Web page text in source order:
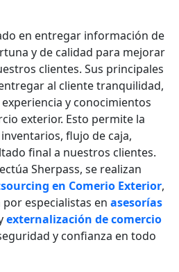
en entregar información de
y de calidad para mejorar
clientes. Sus principales
al cliente tranquilidad,
y conocimientos
exterior. Esto permite la
flujo de caja,
final a nuestros clientes.
Sherpass, se realizan
en Comerio Exterior,
especialistas en asesorías
externalización de comercio
y confianza en todo